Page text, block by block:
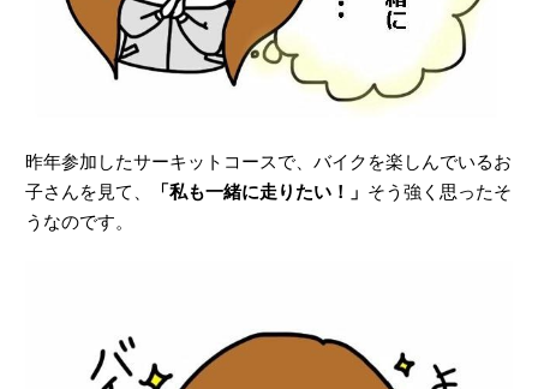
昨年参加したサーキットコースで、バイクを楽しんでいるお
子さんを見て、
「私も一緒に走りたい！」 そう強く思ったそ
うなのです。